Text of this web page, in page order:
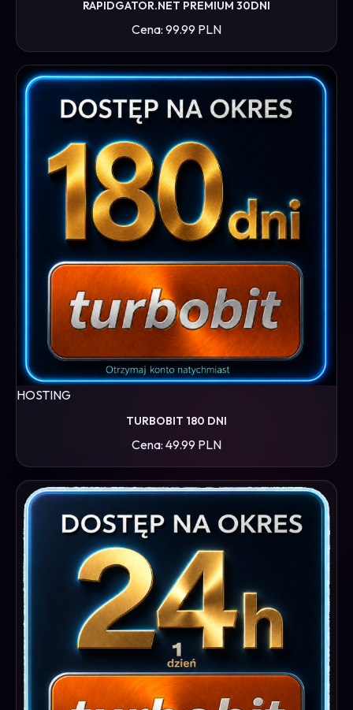
RAPIDGATOR.NET PREMIUM 30DNI
Cena: 99.99 PLN
HOSTING
TURBOBIT 180 DNI
Cena: 49.99 PLN